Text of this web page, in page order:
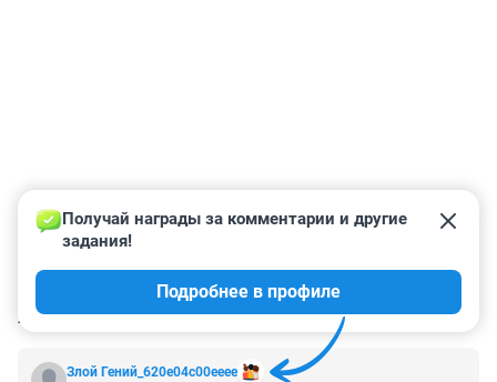
КОММЕНТАРИИ 6
Злой Гений_620e04c00eeee
Получай награды за комментарии и другие
задания!
Подробнее в профиле